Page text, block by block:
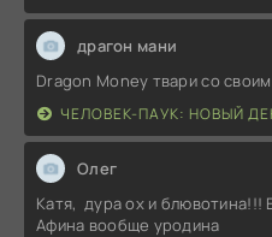
драгон мани
Dragon Money твари со
ЧЕЛОВЕК-ПАУК: НОВЫЙ
Олег
Катя, дура ох и блювотина!!!
Афина вообще уродина